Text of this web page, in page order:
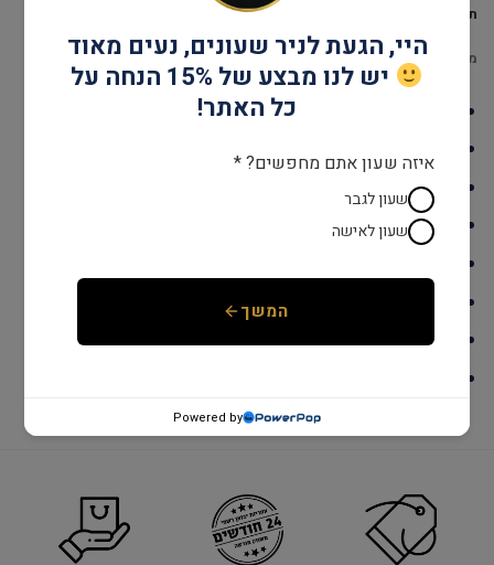
תיאור
מידע נוסף
גוף השעון: עור
אחריות: שנתיים יבואן רשמי
זכוכית: מינרל
היי, הגעת לניר שעונים, נעים מאוד
יש לנו מבצע של 15% הנחה על
כל האתר!
איזה שעון אתם מחפשים? *
שעון לגבר
שעון לאישה
המשך
Powered by